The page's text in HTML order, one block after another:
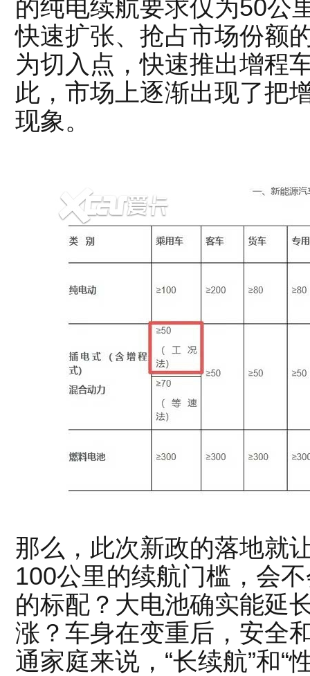
的纯电续航要求仅为50公
快速扩张、抢占市场份额
为切入点，快速推出增程
此，市场上逐渐出现了把
现象。
那么，此次新政的落地就
100公里的续航门槛，会
的标配？大电池确实能延
涨？车身在变重后，安全
通家庭来说，“长续航”和“